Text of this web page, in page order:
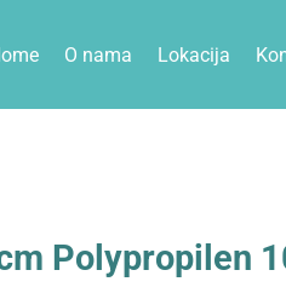
O nama Lokacija
Polypropilen